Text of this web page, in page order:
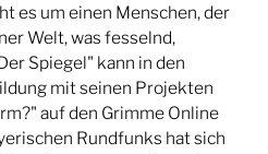
es um einen Menschen, der
Welt, was fesselnd,
Spiegel" kann in den
mit seinen Projekten
auf den Grimme Online
Rundfunks hat sich